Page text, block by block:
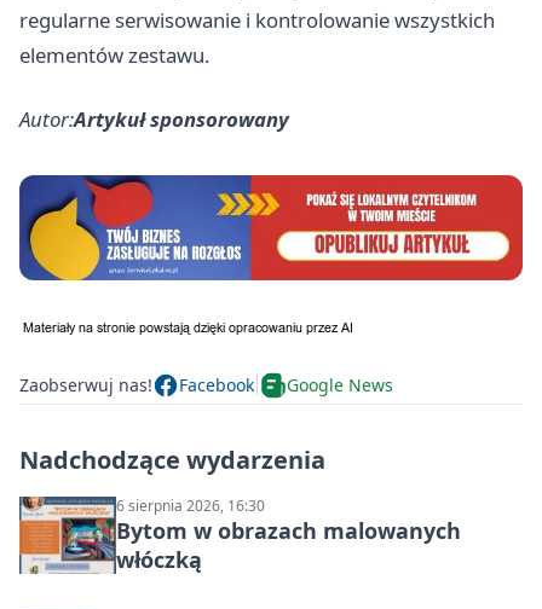
regularne serwisowanie i kontrolowanie wszystkich
elementów zestawu.
Autor:Artykuł sponsorowany
Zaobserwuj nas! Facebook Google News
Nadchodzące wydarzenia
6 sierpnia 2026, 16:30
Bytom w obrazach malowanych
włóczką